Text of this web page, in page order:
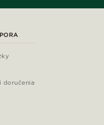
doručenia